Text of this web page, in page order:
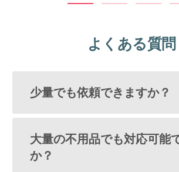
よくある質問
少量でも依頼できますか？
大量の不用品でも対応可能
か？